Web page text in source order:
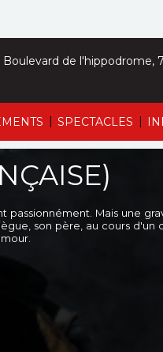
| SPECTACLES |
Boulevard de l'hippodrome,
passionnément. Mais une
son père, au cours d'un